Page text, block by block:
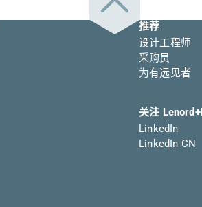
推荐
设计工程师
采购员
为有远见者
关注
LinkedIn
LinkedIn CN